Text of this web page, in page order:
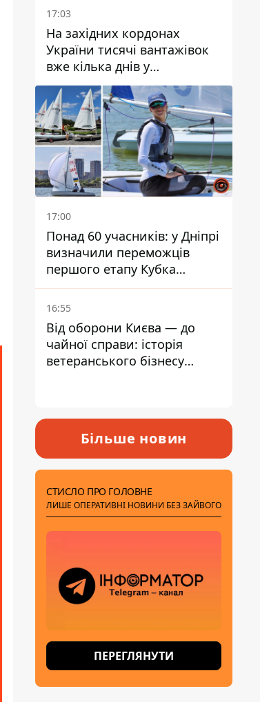
17:03
На західних кордонах
України тисячі вантажівок
вже кілька днів у
нескінченній черзі - це
ознака економічного краху
17:00
Понад 60 учасників: у Дніпрі
визначили переможців
першого етапу Кубка
України з вітрильного
спорту
16:55
Від оборони Києва — до
чайної справи: історія
ветеранського бізнесу
Більше новин
СТИСЛО ПРО ГОЛОВНЕ
ЛИШЕ ОПЕРАТИВНІ НОВИНИ БЕЗ ЗАЙВОГО
ПЕРЕГЛЯНУТИ